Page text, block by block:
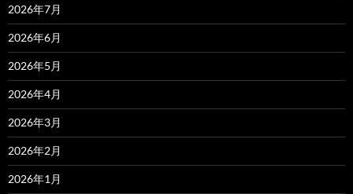
2026年7月
2026年6月
2026年5月
2026年4月
2026年3月
2026年2月
2026年1月